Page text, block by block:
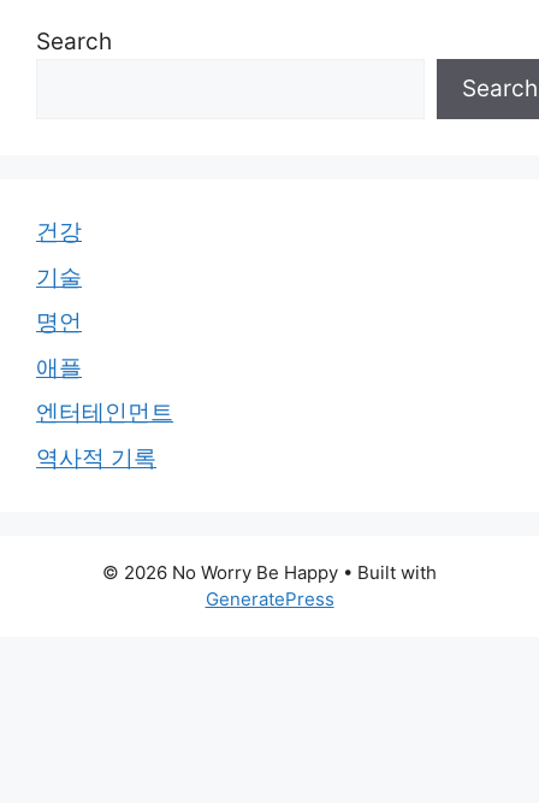
Search
Search
건강
기술
명언
애플
엔터테인먼트
역사적 기록
© 2026 No Worry Be Happy • Built with
GeneratePress